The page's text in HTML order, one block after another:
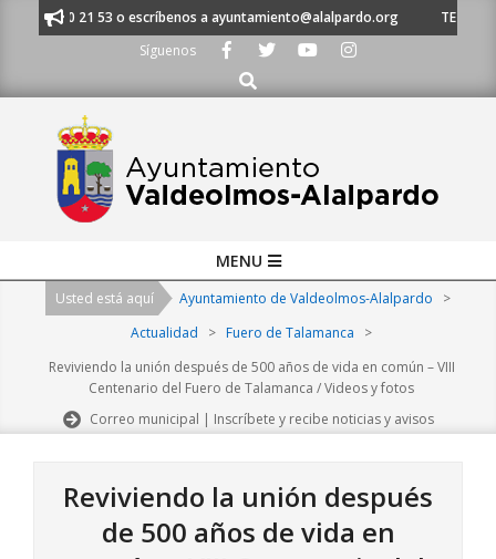
91 620 21 53 o escríbenos a ayuntamiento@alalpardo.org
TE
Síguenos
Buscar
Navigation
MENU
Usted está aquí Ayuntamiento de Valdeolmos-Alalpardo
>
Actualidad
> Fuero de Talamanca
>
Reviviendo la unión después de 500 años de vida en común – VIII
Centenario del Fuero de Talamanca / Videos y fotos
Correo municipal | Inscríbete y recibe noticias y avisos
Reviviendo la unión después
de 500 años de vida en